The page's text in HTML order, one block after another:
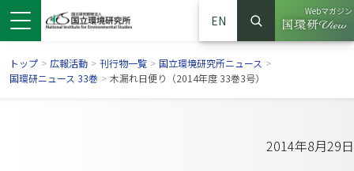
EN
サイト内検索
検索
Webマガジン
（別ウイ
トップ > 広報活動 > 刊行物一覧 > 国立環境研究所ニュース >
国環研ニュース 33巻 > 木漏れ日便り（2014年度 33巻3号）
2014年8月29日